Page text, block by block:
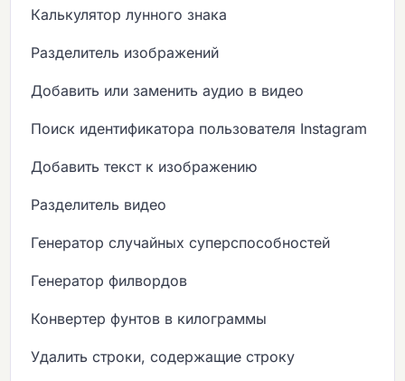
Калькулятор лунного знака
Разделитель изображений
Добавить или заменить аудио в видео
Поиск идентификатора пользователя Instagram
Добавить текст к изображению
Разделитель видео
Генератор случайных суперспособностей
Генератор филвордов
Конвертер фунтов в килограммы
Удалить строки, содержащие строку